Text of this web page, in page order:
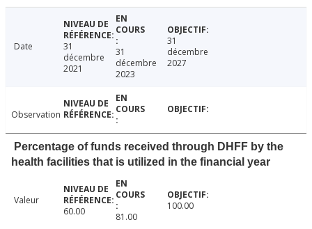
Date
31
décembre
2021
31
décembre
2023
31
décembre
2027
Observation
Percentage of funds received through DHFF by the
health facilities that is utilized in the financial year
Valeur
60.00
81.00
100.00